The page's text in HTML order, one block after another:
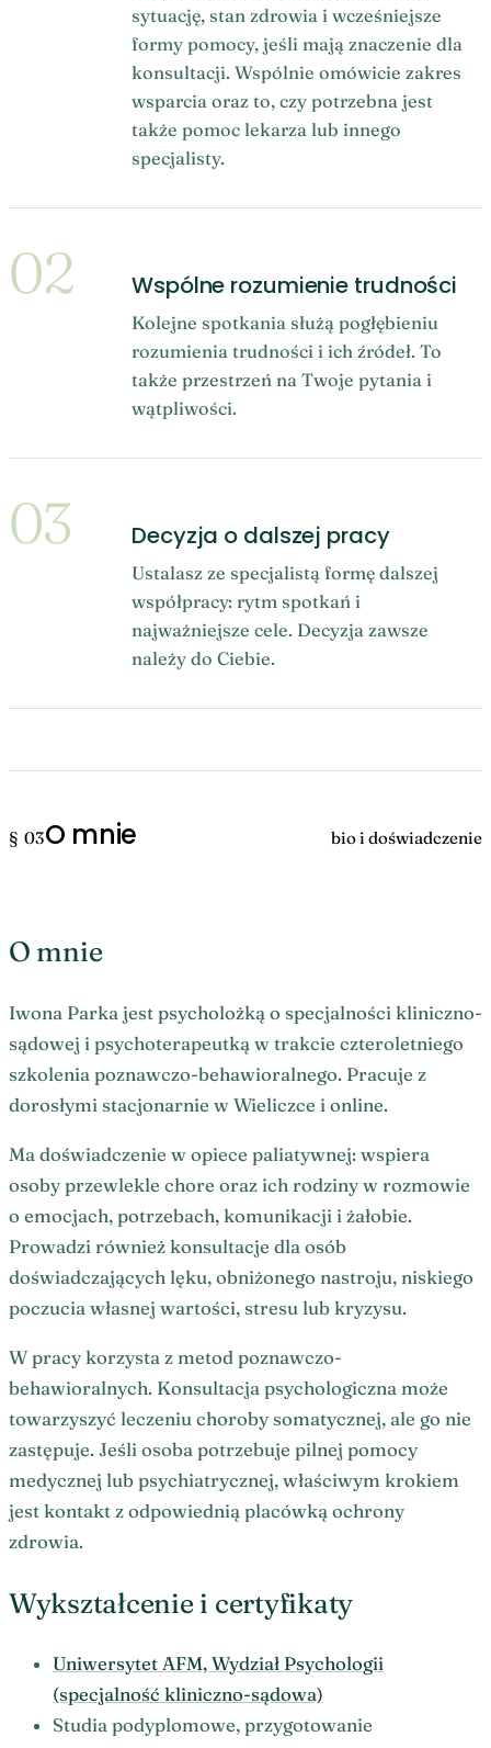
sytuację, stan zdrowia i wcześniejsze
formy pomocy, jeśli mają znaczenie dla
konsultacji. Wspólnie omówicie zakres
wsparcia oraz to, czy potrzebna jest
także pomoc lekarza lub innego
specjalisty.
02 Wspólne rozumienie trudności
Kolejne spotkania służą pogłębieniu
rozumienia trudności i ich źródeł. To
także przestrzeń na Twoje pytania i
wątpliwości.
03 Decyzja o dalszej pracy
Ustalasz ze specjalistą formę dalszej
współpracy: rytm spotkań i
najważniejsze cele. Decyzja zawsze
należy do Ciebie.
§ 03O mnie bio i doświadczenie
O mnie
Iwona Parka jest psycholożką o specjalności kliniczno-
sądowej i psychoterapeutką w trakcie czteroletniego
szkolenia poznawczo-behawioralnego. Pracuje z
dorosłymi stacjonarnie w Wieliczce i online.
Ma doświadczenie w opiece paliatywnej: wspiera
osoby przewlekle chore oraz ich rodziny w rozmowie
o emocjach, potrzebach, komunikacji i żałobie.
Prowadzi również konsultacje dla osób
doświadczających lęku, obniżonego nastroju, niskiego
poczucia własnej wartości, stresu lub kryzysu.
W pracy korzysta z metod poznawczo-
behawioralnych. Konsultacja psychologiczna może
towarzyszyć leczeniu choroby somatycznej, ale go nie
zastępuje. Jeśli osoba potrzebuje pilnej pomocy
medycznej lub psychiatrycznej, właściwym krokiem
jest kontakt z odpowiednią placówką ochrony
zdrowia.
Wykształcenie i certyfikaty
Uniwersytet AFM, Wydział Psychologii
(specjalność kliniczno-sądowa)
Studia podyplomowe, przygotowanie